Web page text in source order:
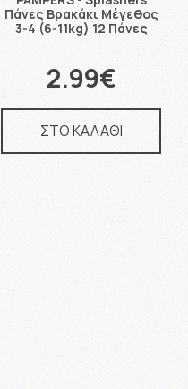
Πάνες Βρακάκι Μέγεθος
3-4 (6-11kg) 12 Πάνες
2.99€
ΣΤΟ ΚΑΛΑΘΙ